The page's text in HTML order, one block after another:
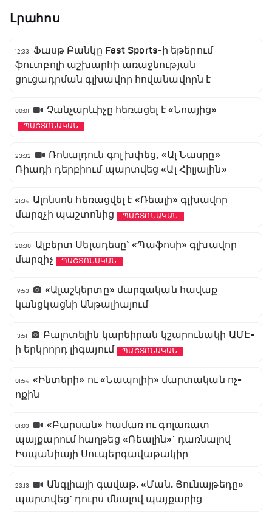
Լրահոս
12:33
Ֆասթ Բանկը Fast Sports-ի եթերում
ֆուտբոլի աշխարհի առաջնության
ցուցադրման գլխավոր հովանավորն է
00:01 Չանչարևիչը հեռացել է «Նոայից»
ՊԱՇՏՈՆԱԿԱՆ
23:32
Ռոնալդուն գոլ խփեց, «Ալ Նասրը»
Ռիադի դերբիում պարտվեց «Ալ Հիլյալին»
21:34 Ալոնսոն հեռացվել է «Ռեալի» գլխավոր
մարզչի պաշտոնից
ՊԱՇՏՈՆԱԿԱՆ
20:30
Ալբերտ Սելադեսը` «Պաֆոսի» գլխավոր
մարզիչ
ՊԱՇՏՈՆԱԿԱՆ
19:53
«Ալաշկերտը» մարզական հավաք
կանցկացնի Անթալիայում
13:51
Բալոտելին կարեիրան կշարունակի ԱՄԷ-
ի երկրորդ լիգայում
ՊԱՇՏՈՆԱԿԱՆ
01:54 «Ինտերի» ու «Նապոլիի» մարտական ոչ-
ոքին
01:03
«Բարսան» համառ ու գոլառատ
պայքարում հաղթեց «Ռեալին»` դառնալով
Իսպանիայի Սուպերգավաթակիր
23:13
Անգլիայի գավաթ. «Ման. Յունայթեդը»
պարտվեց` դուրս մնալով պայքարից